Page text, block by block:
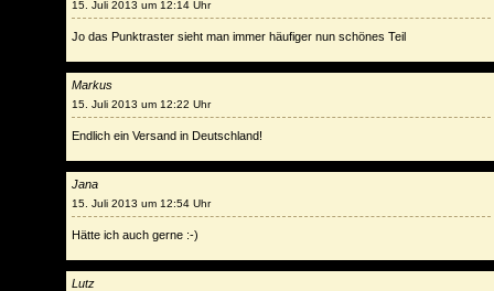
15. Juli 2013 um 12:14 Uhr
Jo das Punktraster sieht man immer häufiger nun schönes Teil
Markus
15. Juli 2013 um 12:22 Uhr
Endlich ein Versand in Deutschland!
Jana
15. Juli 2013 um 12:54 Uhr
Hätte ich auch gerne :-)
Lutz